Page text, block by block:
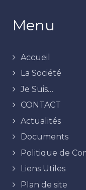
Menu
Accueil
La Société
Je Suis…
CONTACT
Actualités
Documents
Politique de
Liens Utiles
Plan de site